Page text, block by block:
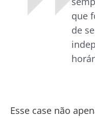
que
de
Esse case não